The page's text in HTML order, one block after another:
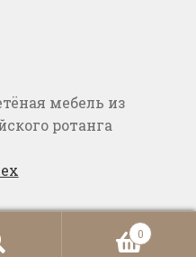
мебель из
ротанга
0